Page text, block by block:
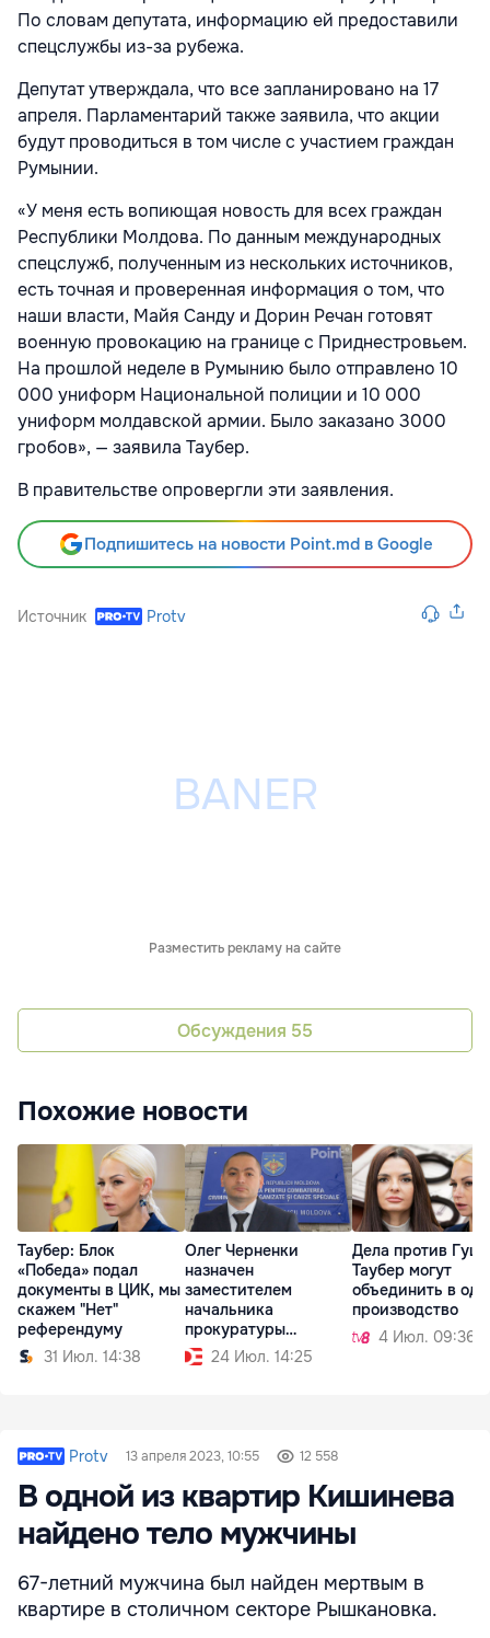
По словам депутата, информацию ей предоставили
спецслужбы из-за рубежа.
Депутат утверждала, что все запланировано на 17
апреля. Парламентарий также заявила, что акции
будут проводиться в том числе с участием граждан
Румынии.
«У меня есть вопиющая новость для всех граждан
Республики Молдова. По данным международных
спецслужб, полученным из нескольких источников,
есть точная и проверенная информация о том, что
наши власти, Майя Санду и Дорин Речан готовят
военную провокацию на границе с Приднестровьем.
На прошлой неделе в Румынию было отправлено 10
000 униформ Национальной полиции и 10 000
униформ молдавской армии. Было заказано 3000
гробов», — заявила Таубер.
В правительстве опровергли эти заявления.
Подпишитесь на новости Point.md в Google
Источник Protv
Разместить рекламу на сайте
Обсуждения 55
Похожие новости
Таубер: Блок
«Победа» подал
документы в ЦИК, мы
скажем "Нет"
референдуму
31 Июл. 14:38
Олег Черненки
назначен
заместителем
начальника
прокуратуры
PCCOCS
24 Июл. 14:25
Дела против
Таубер могут
объединить в
производство
4 Июл. 09:36
Protv 13 апреля 2023, 10:55 12 558
В одной из квартир Кишинева
найдено тело мужчины
67-летний мужчина был найден мертвым в
квартире в столичном секторе Рышкановка.